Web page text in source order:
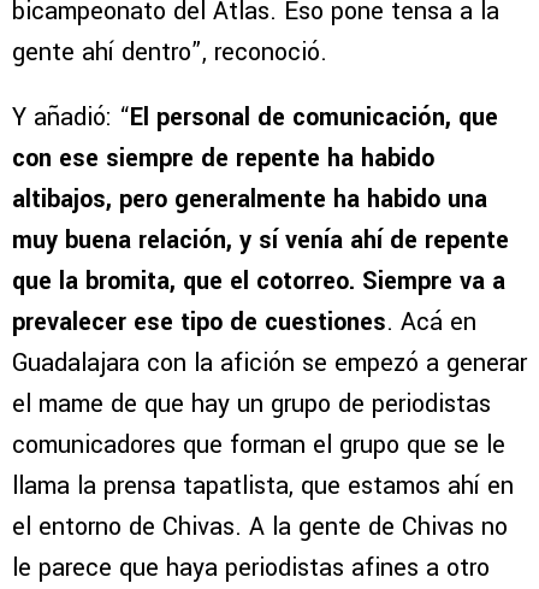
bicampeonato del Atlas. Eso pone tensa a la
gente ahí dentro”, reconoció.
Y añadió: “El personal de comunicación, que
con ese siempre de repente ha habido
altibajos, pero generalmente ha habido una
muy buena relación, y sí venía ahí de repente
que la bromita, que el cotorreo. Siempre va a
prevalecer ese tipo de cuestiones. Acá en
Guadalajara con la afición se empezó a generar
el mame de que hay un grupo de periodistas
comunicadores que forman el grupo que se le
llama la prensa tapatlista, que estamos ahí en
el entorno de Chivas. A la gente de Chivas no
le parece que haya periodistas afines a otro